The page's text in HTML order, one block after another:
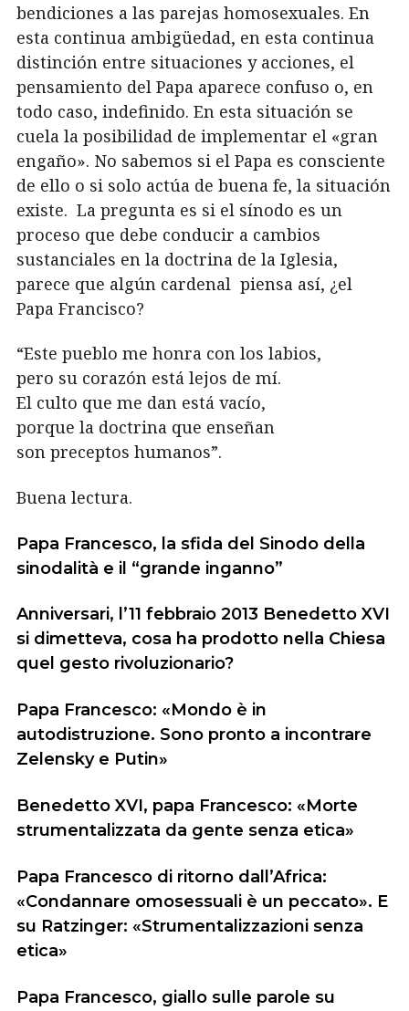
bendiciones a las parejas homosexuales. En
esta continua ambigüedad, en esta continua
distinción entre situaciones y acciones, el
pensamiento del Papa aparece confuso o, en
todo caso, indefinido. En esta situación se
cuela la posibilidad de implementar el «gran
engaño». No sabemos si el Papa es consciente
de ello o si solo actúa de buena fe, la situación
existe. La pregunta es si el sínodo es un
proceso que debe conducir a cambios
sustanciales en la doctrina de la Iglesia,
parece que algún cardenal piensa así, ¿el
Papa Francisco?
“Este pueblo me honra con los labios,
pero su corazón está lejos de mí.
El culto que me dan está vacío,
porque la doctrina que enseñan
son preceptos humanos”.
Buena lectura.
Papa Francesco, la sfida del Sinodo della
sinodalità e il “grande inganno”
Anniversari, l’11 febbraio 2013 Benedetto XVI
si dimetteva, cosa ha prodotto nella Chiesa
quel gesto rivoluzionario?
Papa Francesco: «Mondo è in
autodistruzione. Sono pronto a incontrare
Zelensky e Putin»
Benedetto XVI, papa Francesco: «Morte
strumentalizzata da gente senza etica»
Papa Francesco di ritorno dall’Africa:
«Condannare omosessuali è un peccato». E
su Ratzinger: «Strumentalizzazioni senza
etica»
Papa Francesco, giallo sulle parole su